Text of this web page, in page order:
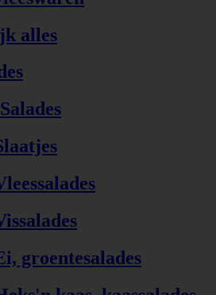
alles
groentesalades